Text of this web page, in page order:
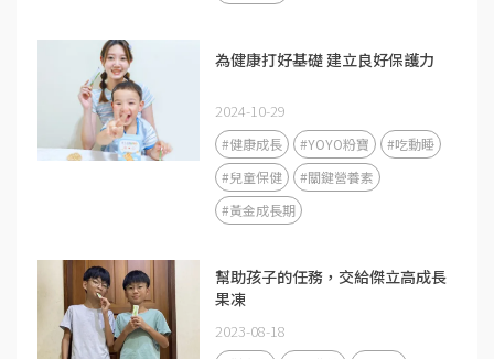
為健康打好基礎 建立良好保護力
2024-10-29
#健康成長 #YOYO粉寶
#吃動睡
#兒童保健
#關鍵營養素
#黃金成長期
幫助孩子的任務，交給傑立高成長
果凍
2023-08-18